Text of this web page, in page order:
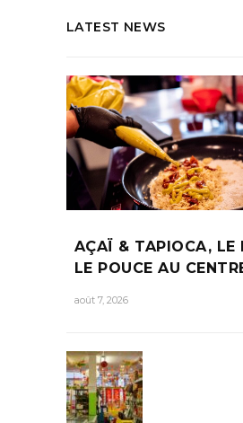
LATEST NEWS
AÇAÏ & TAPIOCA, LE
LE POUCE AU
août 7, 2026